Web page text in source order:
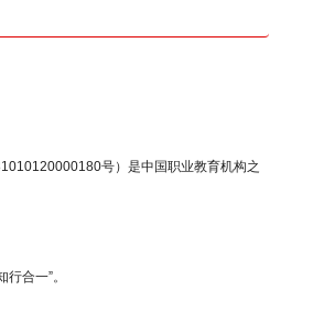
号）是中国职业教育机构之
合一”。